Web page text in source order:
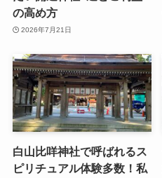
の高め方
2026年7月21日
白山比咩神社で呼ばれるス
ピリチュアル体験多数！私